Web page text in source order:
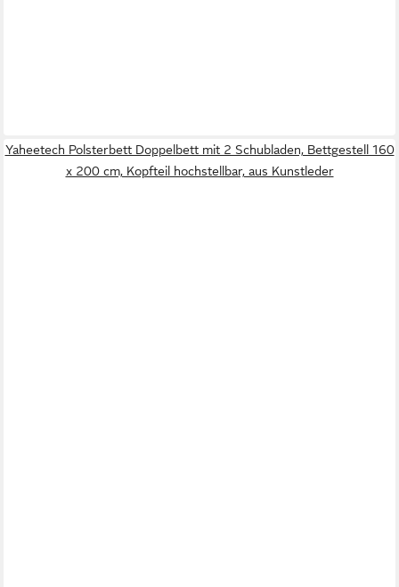
Yaheetech Polsterbett Doppelbett mit 2 Schubladen, Bettgestell 160
x 200 cm, Kopfteil hochstellbar, aus Kunstleder